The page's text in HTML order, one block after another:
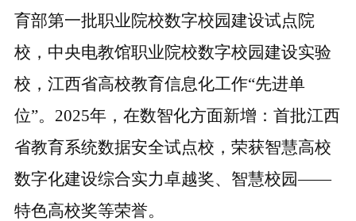
育部第一批职业院校数字校园建设试点院
校，中央电教馆职业院校数字校园建设实验
校，江西省高校教育信息化工作“先进单
位”。 2025年，在数智化方面新增：首批江西
省教育系统数据安全试点校 ， 荣获智慧高校
数字化建设综合实力卓越奖、智慧校园——
特色高校奖等荣誉。